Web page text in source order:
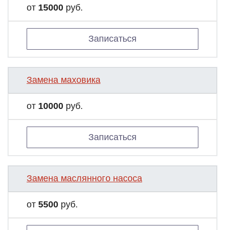
от 15000 руб.
Записаться
Замена маховика
от 10000 руб.
Записаться
Замена маслянного насоса
от 5500 руб.